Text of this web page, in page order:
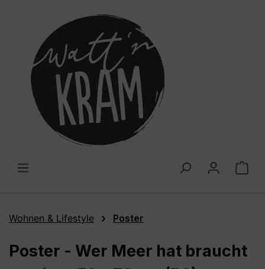
Wohnen & Lifestyle Poster
Poster - Wer Meer hat braucht